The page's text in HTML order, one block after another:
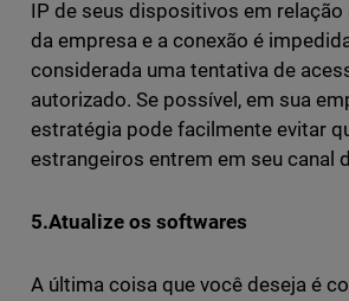
IP de seus dispositivos em
da empresa e a conexão é
considerada uma tentativa de
autorizado. Se possível, em sua
estratégia pode facilmente evitar
estrangeiros entrem em seu canal
5.Atualize os softwares
A última coisa que você deseja é